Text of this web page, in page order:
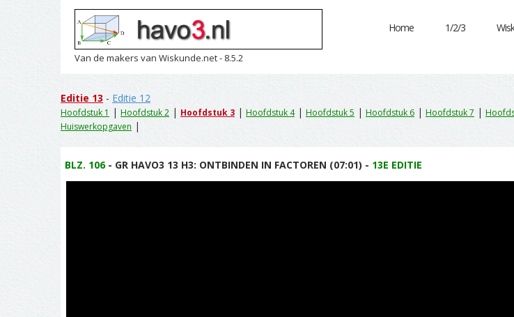
Van de makers van Wiskunde.net - 8.5.2
Home 1/2/3
Editie 13 - Editie 12
Hoofdstuk 1 | Hoofdstuk 2 | Hoofdstuk 3 | Hoofdstuk 4| Hoofdstuk 5 | Hoofdstuk 6 | Hoofdstuk 7 |
Huiswerkopgaven |
BLZ. 106- GR HAVO3 13 H3: ONTBINDEN IN FACTOREN (07:01) - 13E EDITIE